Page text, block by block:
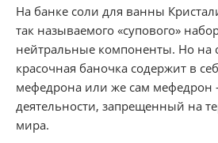
На банке соли для ванны
так называемого «супового»
нейтральные компоненты. Но на
красочная баночка содержит в
мефедрона или же сам мефедрон
деятельности, запрещенный на
мира.